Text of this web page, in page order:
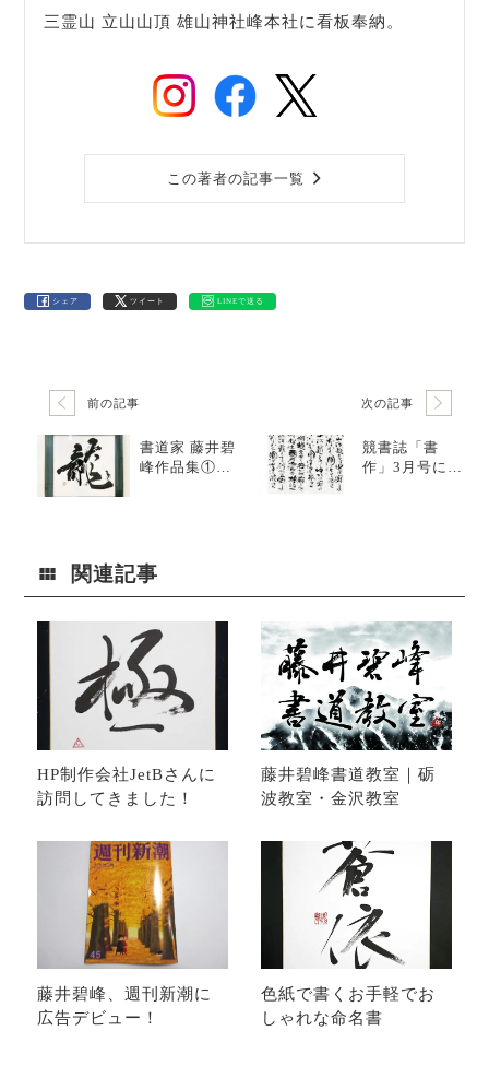
三霊山 立山山頂 雄山神社峰本社に看板奉納。
この著者の記事一覧
シェア ツイート LINEで送る
前の記事
書道家 藤井碧
峰作品集① 2
次の記事
競書誌「書
作」3月号に写
関連記事
HP制作会社JetBさんに
訪問してきました！
藤井碧峰書道教室｜砺
波教室・金沢教室
藤井碧峰、週刊新潮に
広告デビュー！
色紙で書くお手軽でお
しゃれな命名書